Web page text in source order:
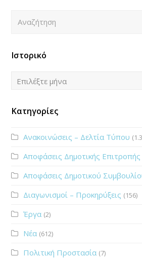
Ιστορικό
Ιστορικό
Επιλέξτε μήνα
Κατηγορίες
Ανακοινώσεις – Δελτία Τύπου
Αποφάσεις Δημοτικής Επιτροπής
Αποφάσεις Δημοτικού
Διαγωνισμοί – Προκηρύξεις (156)
Έργα (2)
Νέα (612)
Πολιτική Προστασία (7)